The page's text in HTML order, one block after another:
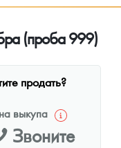
(проба 999)
продать?
выкупа
Звоните